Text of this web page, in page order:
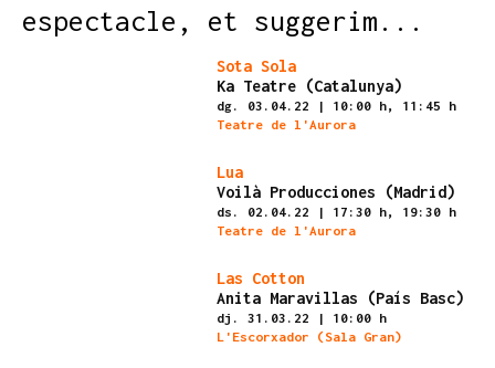
espectacle, et suggerim...
Sota Sola
Ka Teatre (Catalunya)
dg. 03.04.22 | 10:00 h,
11:45 h
Teatre de l'Aurora
Lua
Voilà Producciones (Madrid)
ds. 02.04.22 | 17:30 h,
19:30 h
Teatre de l'Aurora
Las Cotton
Anita Maravillas (País Basc)
dj. 31.03.22 | 10:00 h
L'Escorxador (Sala Gran)